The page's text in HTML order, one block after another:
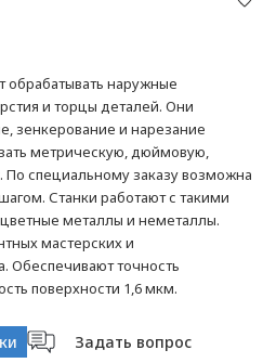
обрабатывать наружные
и торцы деталей. Они
зенкерование и нарезание
метрическую, дюймовую,
специальному заказу возможна
Станки работают с такими
металлы и неметаллы.
мастерских и
Обеспечивают точность
поверхности 1,6 мкм.
Задать вопрос